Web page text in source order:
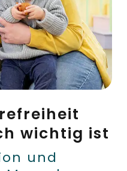
wichtig ist
und